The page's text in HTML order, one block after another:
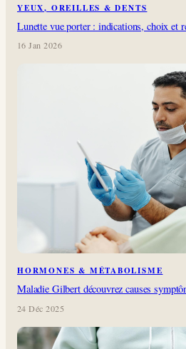
YEUX, OREILLES & DENTS
Lunette vue porter : indications, choix et
16 Jan 2026
HORMONES & MÉTABOLISME
Maladie Gilbert découvrez causes
24 Déc 2025